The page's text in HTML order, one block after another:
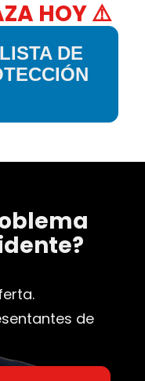
HOY ⚠️
DE
de